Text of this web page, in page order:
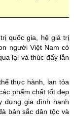
quốc gia, hệ giá trị
người Việt Nam có
lại và thúc đẩy lẫn
thực hành, lan tỏa
phẩm chất tốt đẹp
dựng gia đình hạnh
bản sắc dân tộc và